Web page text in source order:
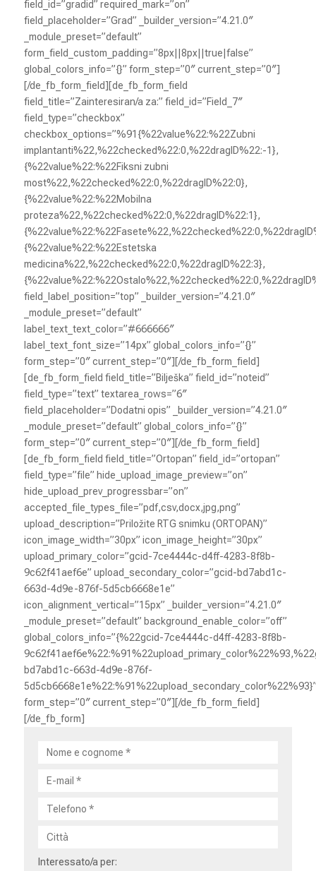
field_id=”gradid” required_mark=”on”
field_placeholder=”Grad” _builder_version=”4.21.0″
_module_preset=”default”
form_field_custom_padding=”8px||8px||true|false”
global_colors_info=”{}” form_step=”0″ current_step=”0″]
[/de_fb_form_field][de_fb_form_field
field_title=”Zainteresiran/a za:” field_id=”Field_7″
field_type=”checkbox”
checkbox_options=”%91{%22value%22:%22Zubni
implantanti%22,%22checked%22:0,%22dragID%22:-1},
{%22value%22:%22Fiksni zubni
most%22,%22checked%22:0,%22dragID%22:0},
{%22value%22:%22Mobilna
proteza%22,%22checked%22:0,%22dragID%22:1},
{%22value%22:%22Estetska
medicina%22,%22checked%22:0,%22dragID%22:3},
field_label_position=”top” _builder_version=”4.21.0″
_module_preset=”default”
label_text_text_color=”#666666″
label_text_font_size=”14px” global_colors_info=”{}”
form_step=”0″ current_step=”0″][/de_fb_form_field]
[de_fb_form_field field_title=”Bilješka” field_id=”noteid”
field_type=”text” textarea_rows=”6″
field_placeholder=”Dodatni opis” _builder_version=”4.21.0″
_module_preset=”default” global_colors_info=”{}”
form_step=”0″ current_step=”0″][/de_fb_form_field]
[de_fb_form_field field_title=”Ortopan” field_id=”ortopan”
field_type=”file” hide_upload_image_preview=”on”
hide_upload_prev_progressbar=”on”
accepted_file_types_file=”pdf,csv,docx,jpg,png”
upload_description=”Priložite RTG snimku (ORTOPAN)”
icon_image_width=”30px” icon_image_height=”30px”
upload_primary_color=”gcid-7ce4444c-d4ff-4283-8f8b-
9c62f41aef6e” upload_secondary_color=”gcid-bd7abd1c-
663d-4d9e-876f-5d5cb6668e1e”
icon_alignment_vertical=”15px” _builder_version=”4.21.0″
_module_preset=”default” background_enable_color=”off”
global_colors_info=”{%22gcid-7ce4444c-d4ff-4283-8f8b-
bd7abd1c-663d-4d9e-876f-
form_step=”0″ current_step=”0″][/de_fb_form_field]
[/de_fb_form]
Interessato/a per: